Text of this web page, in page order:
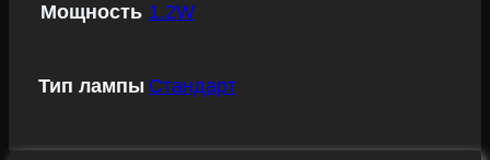
Мощность 1.2W
Тип лампы Стандарт